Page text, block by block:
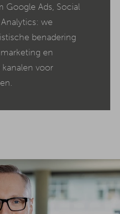
Google Ads, Social
we
benadering
en
voor